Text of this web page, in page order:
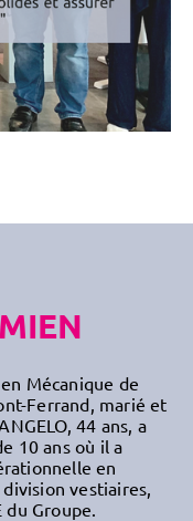
Mécanique de
Ferrand, marié et
44 ans, a
10 ans où il a
en
vestiaires,
Groupe.